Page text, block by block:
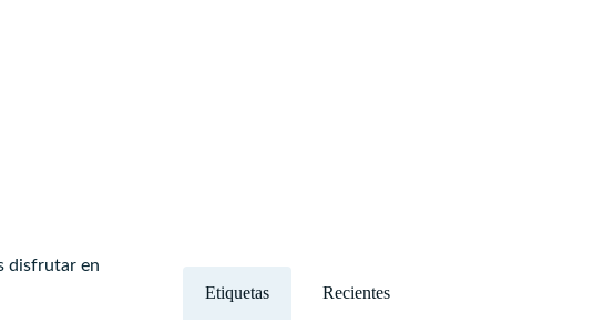
disfrutar en
Etiquetas Recientes